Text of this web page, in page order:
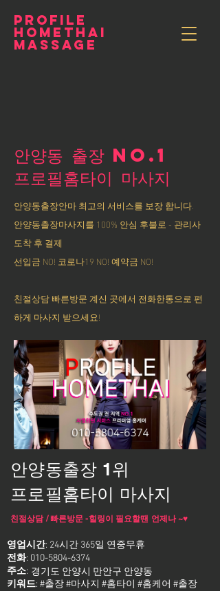
PROFILE
HOMETHAI
MASSAGE
안양동 출장 NO.1
​프로필홈타이 마사지
안양동출장안마 최고의 서비스를 보장 합니다.
안양동출장마사지를 100% 안심 후불로 - 관리사
도착 후 결제
선입금 NO! 코로나19 NO! 예약금 NO!
친절상담 빠른방문 계신 곳에서 전화한통으로 편
하게 마사지 받으세요!
안양동출장 1위
프로필홈타이 마사지
친절상담 / 빠른방문 -힐링이 필요할땐 언제나 ~♥
영업시간: 24시간 365일 연중무휴
전화: 010-5804-6374
주소:
키워드: #출장 #마사지 #홈타이 #홈케어 #출장
경기도 안양시 만안구 안양동